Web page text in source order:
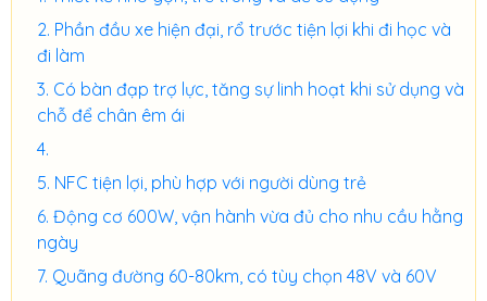
Phần đầu xe hiện đại, rổ trước tiện lợi khi đi học và
đi làm
Có bàn đạp trợ lực, tăng sự linh hoạt khi sử dụng và
chỗ để chân êm ái
NFC tiện lợi, phù hợp với người dùng trẻ
Động cơ 600W, vận hành vừa đủ cho nhu cầu hằng
ngày
Quãng đường 60-80km, có tùy chọn 48V và 60V